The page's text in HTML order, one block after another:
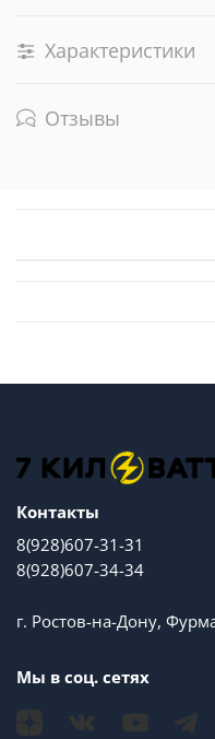
Характеристики
Отзывы
Контакты
8(928)607-31-31
8(928)607-34-34
г. Ростов-на-Дону,
Мы в соц. сетях